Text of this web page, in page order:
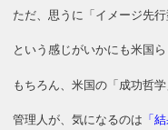
ただ、思うに「イメージ先
という感じがいかにも米国ら
もちろん、米国の「成功哲
管理人が、気になるのは 「